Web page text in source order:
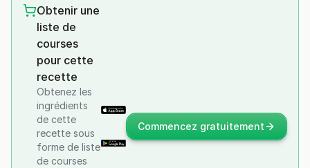
Obtenir une
liste de
courses
pour cette
recette
Obtenez les
ingrédients
de cette
recette sous
forme de liste
de courses
Commencez gratuitement